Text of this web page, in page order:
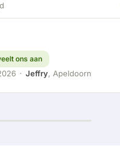
een erg fijn bedrijf waar
ons aan
· Jeffry, Apeldoorn